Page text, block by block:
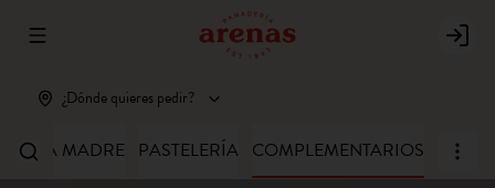
Abrir menu de navegación Login
¿Dónde quieres pedir?
MASA MADRE PASTELERÍA COMPLEMENTARIOS